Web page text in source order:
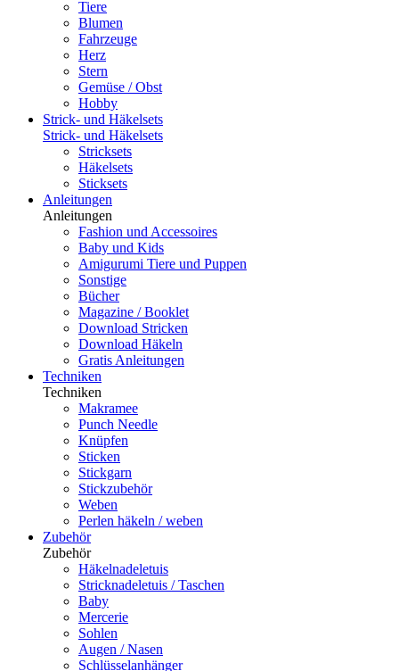
Tiere
Blumen
Fahrzeuge
Herz
Stern
Gemüse / Obst
Hobby
Strick- und Häkelsets
Strick- und Häkelsets
Stricksets
Häkelsets
Sticksets
Anleitungen
Anleitungen
Fashion und Accessoires
Baby und Kids
Amigurumi Tiere und Puppen
Sonstige
Bücher
Magazine / Booklet
Download Stricken
Download Häkeln
Gratis Anleitungen
Techniken
Techniken
Makramee
Punch Needle
Knüpfen
Sticken
Stickgarn
Stickzubehör
Weben
Perlen häkeln / weben
Zubehör
Zubehör
Häkelnadeletuis
Stricknadeletuis / Taschen
Baby
Mercerie
Sohlen
Augen / Nasen
Schlüsselanhänger